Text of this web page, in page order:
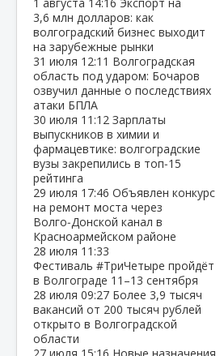
3,6 млн долларов: как
волгоградский бизнес выходит
на зарубежные рынки
31 июля 12:11 Волгоградская
область под ударом: Бочаров
озвучил данные о последствиях
атаки БПЛА
30 июля 11:12 Зарплаты
выпускников в химии и
фармацевтике: волгоградские
вузы закрепились в топ‑15
рейтинга
29 июля 17:46 Объявлен конкурс
на ремонт моста через
Волго‑Донской канал в
Красноармейском районе
28 июля 11:33
Фестиваль #ТриЧетыре пройдёт
в Волгограде 11–13 сентября
28 июля 09:27 Более 3,9 тысяч
вакансий от 200 тысяч рублей
открыто в Волгоградской
области